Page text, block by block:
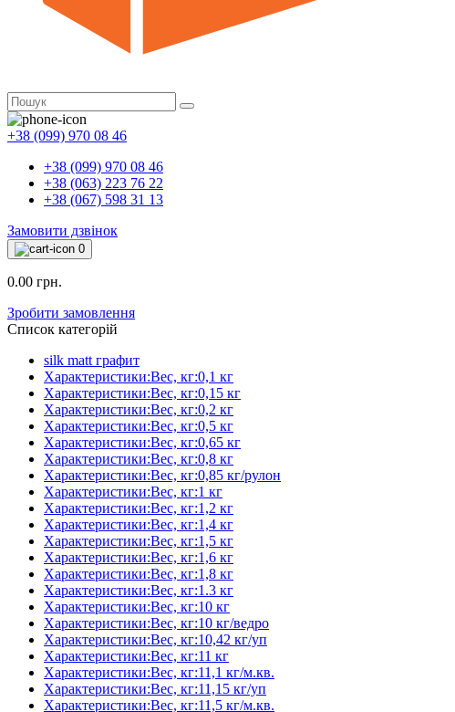
+38 (099) 970 08 46
+38 (099) 970 08 46
+38 (063) 223 76 22
+38 (067) 598 31 13
Замовити дзвінок
0
0.00 грн.
Зробити замовлення
Список категорій
silk matt графит
Характеристики:Вес, кг:0,1 кг
Характеристики:Вес, кг:0,15 кг
Характеристики:Вес, кг:0,2 кг
Характеристики:Вес, кг:0,5 кг
Характеристики:Вес, кг:0,65 кг
Характеристики:Вес, кг:0,8 кг
Характеристики:Вес, кг:0,85 кг/рулон
Характеристики:Вес, кг:1 кг
Характеристики:Вес, кг:1,2 кг
Характеристики:Вес, кг:1,4 кг
Характеристики:Вес, кг:1,5 кг
Характеристики:Вес, кг:1,6 кг
Характеристики:Вес, кг:1,8 кг
Характеристики:Вес, кг:1.3 кг
Характеристики:Вес, кг:10 кг
Характеристики:Вес, кг:10 кг/ведро
Характеристики:Вес, кг:10,42 кг/уп
Характеристики:Вес, кг:11 кг
Характеристики:Вес, кг:11,1 кг/м.кв.
Характеристики:Вес, кг:11,15 кг/уп
Характеристики:Вес, кг:11,5 кг/м.кв.